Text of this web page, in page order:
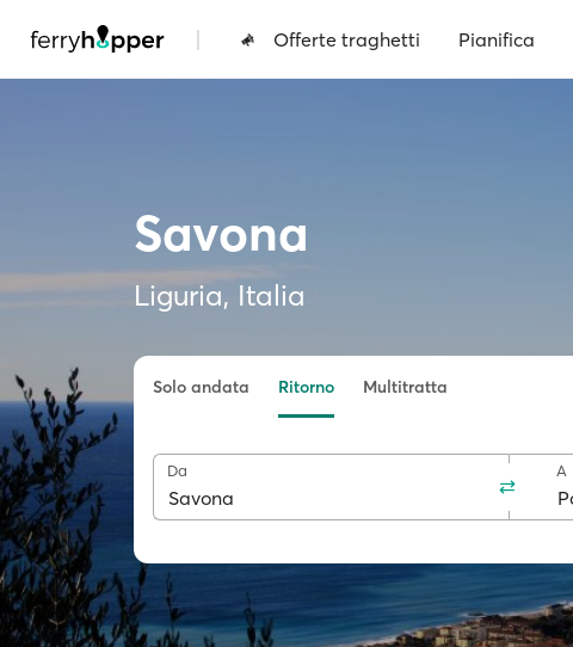
| Offerte traghetti Pianifica
Savona
Liguria, Italia
Solo andata Ritorno Multitratta
Da A